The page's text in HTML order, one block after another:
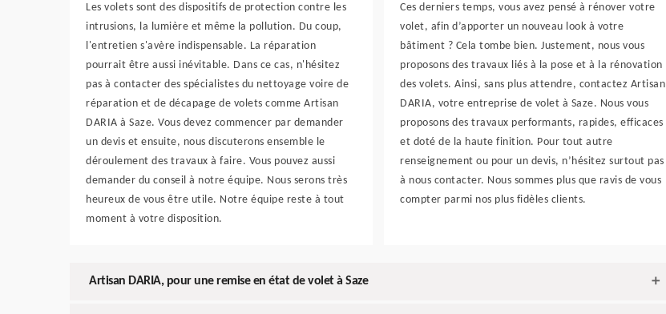
Les volets sont des dispositifs de protection contre les
intrusions, la lumière et même la pollution. Du coup,
l'entretien s'avère indispensable. La réparation
pourrait être aussi inévitable. Dans ce cas, n'hésitez
pas à contacter des spécialistes du nettoyage voire de
réparation et de décapage de volets comme Artisan
DARIA à Saze. Vous devez commencer par demander
un devis et ensuite, nous discuterons ensemble le
déroulement des travaux à faire. Vous pouvez aussi
demander du conseil à notre équipe. Nous serons très
heureux de vous être utile. Notre équipe reste à tout
moment à votre disposition.
Ces derniers temps, vous avez pensé à rénover votre
volet, afin d’apporter un nouveau look à votre
bâtiment ? Cela tombe bien. Justement, nous vous
proposons des travaux liés à la pose et à la rénovation
des volets. Ainsi, sans plus attendre, contactez Artisan
DARIA, votre entreprise de volet à Saze. Nous vous
proposons des travaux performants, rapides, efficaces
et doté de la haute finition. Pour tout autre
renseignement ou pour un devis, n’hésitez surtout pas
à nous contacter. Nous sommes plus que ravis de vous
compter parmi nos plus fidèles clients.
Artisan DARIA, pour une remise en état de volet à Saze